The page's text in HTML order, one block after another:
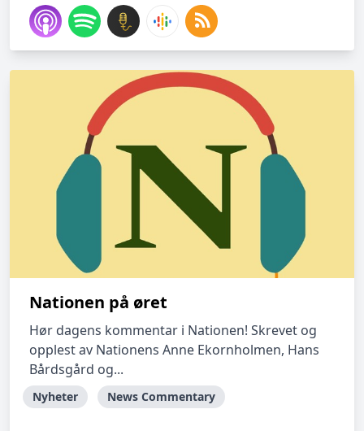
Nationen på øret
Hør dagens kommentar i Nationen! Skrevet og
opplest av Nationens Anne Ekornholmen, Hans
Bårdsgård og...
Nyheter News Commentary